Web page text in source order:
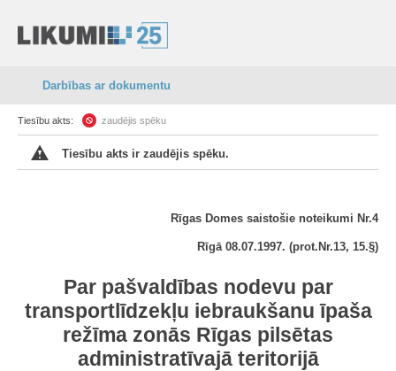
Darbības ar dokumentu
Tiesību akts: zaudējis spēku
Tiesību akts ir zaudējis spēku.
Rīgas Domes saistošie noteikumi Nr.4
Rīgā 08.07.1997. (prot.Nr.13, 15.§)
Par pašvaldības nodevu par
transportlīdzekļu iebraukšanu īpaša
režīma zonās Rīgas pilsētas
administratīvajā teritorijā